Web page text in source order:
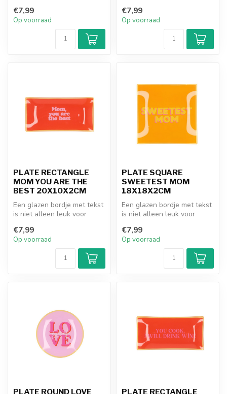
€7,99
Op voorraad
€7,99
Op voorraad
PLATE RECTANGLE
MOM YOU ARE THE
BEST 20X10X2CM
Een glazen bordje met tekst
is niet alleen leuk voor
€7,99
Op voorraad
PLATE SQUARE
SWEETEST MOM
18X18X2CM
Een glazen bordje met tekst
is niet alleen leuk voor
€7,99
Op voorraad
PLATE ROUND LOVE
PLATE RECTANGLE